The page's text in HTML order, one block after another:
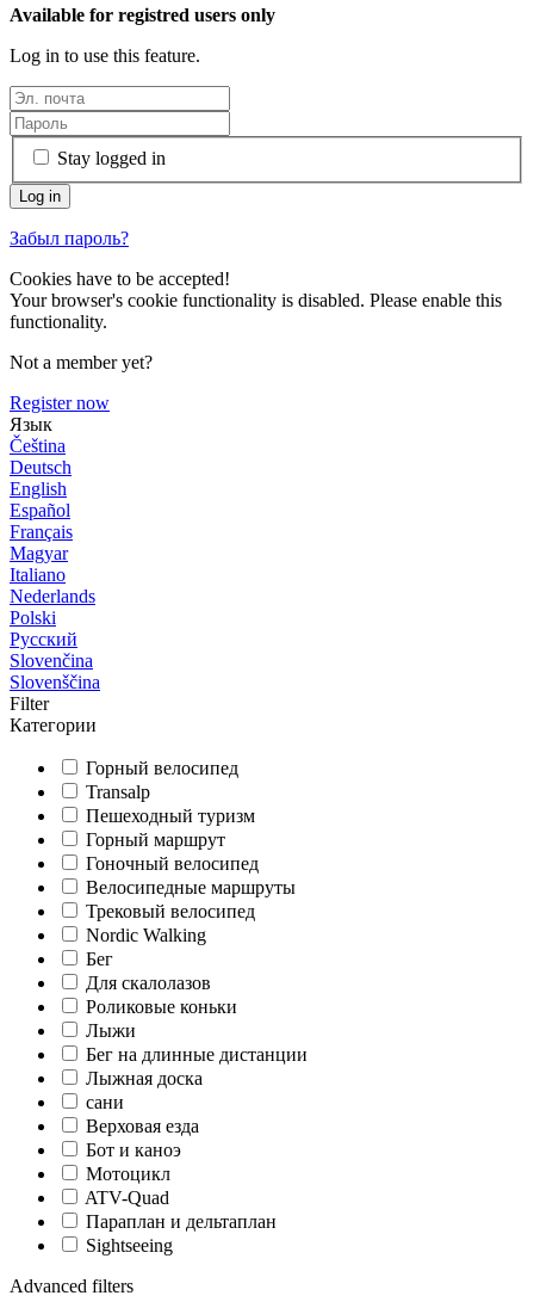
Available for registred users only
Log in to use this feature.
Stay logged in
Забыл пароль?
Cookies have to be accepted!
Your browser's cookie functionality is disabled. Please enable this
functionality.
Not a member yet?
Register now
Язык
Čeština
Deutsch
English
Español
Français
Magyar
Italiano
Nederlands
Polski
Русский
Slovenčina
Slovenščina
Filter
Категории
Горный велосипед
Transalp
Пешеходный туризм
Горный маршрут
Гоночный велосипед
Велосипедные маршруты
Трековый велосипед
Nordic Walking
Бег
Для скалолазов
Роликовые коньки
Лыжи
Бег на длинные дистанции
Лыжная доска
сани
Верховая езда
Бот и каноэ
Мотоцикл
ATV-Quad
Параплан и дельтаплан
Sightseeing
Advanced filters